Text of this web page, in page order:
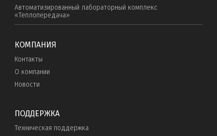
Автоматизированный лабораторный комплекс
«Теплопередача»
КОМПАНИЯ
Контакты
О компании
Новости
ПОДДЕРЖКА
Техническая поддержка